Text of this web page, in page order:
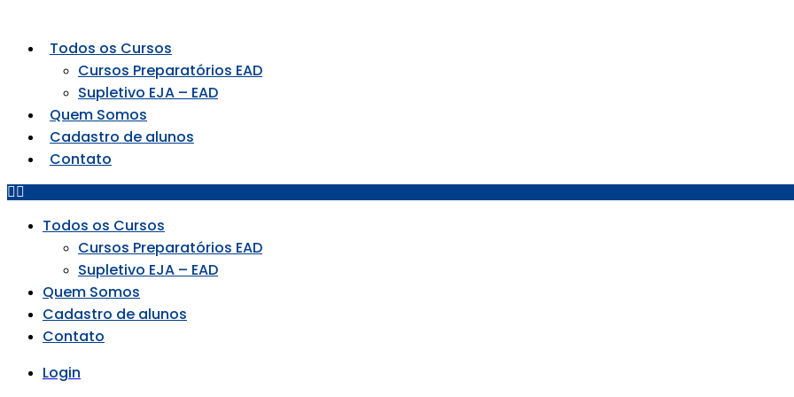
Todos os Cursos
Cursos Preparatórios EAD
Supletivo EJA – EAD
Quem Somos
Cadastro de alunos
Contato
Todos os Cursos
Cursos Preparatórios EAD
Supletivo EJA – EAD
Quem Somos
Cadastro de alunos
Contato
Login